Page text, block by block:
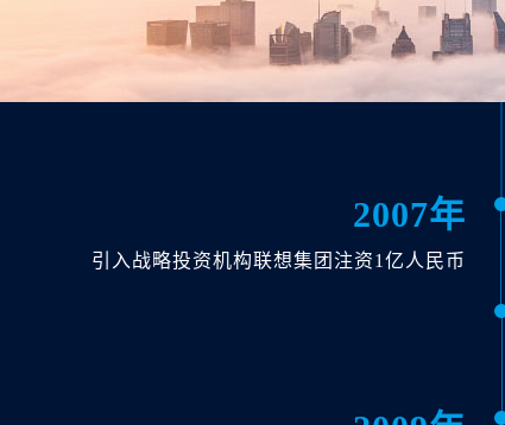
2007年
引入战略投资机构联想集团注资1亿人民币